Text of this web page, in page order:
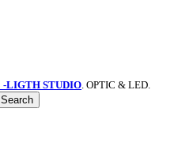
-LIGTH STUDIO. OPTIC & LED.
Search